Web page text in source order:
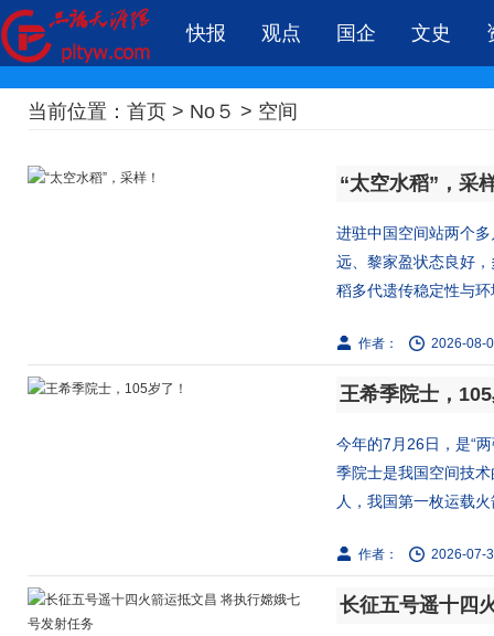
快报 观点 国企 文史
当前位置： 首页 > No５ > 空间
“太空水稻”，采
进驻中国空间站两个
远、黎家盈状态良好
稻多代遗传稳定性与
作者： 2026-08-
王希季院士，
今年的7月26日，是“
季院士是我国空间技
人，我国第一枚运载
作者： 2026-07-
长征五号遥十四